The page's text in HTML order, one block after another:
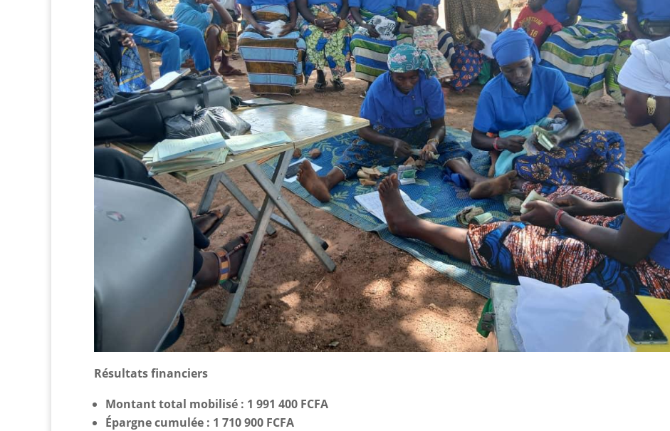
Résultats financiers
Montant total mobilisé : 1 991 400 FCFA
Épargne cumulée : 1 710 900 FCFA